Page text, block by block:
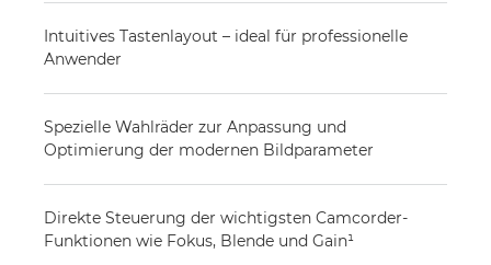
Intuitives Tastenlayout – ideal für professionelle
Anwender
Spezielle Wahlräder zur Anpassung und
Optimierung der modernen Bildparameter
Direkte Steuerung der wichtigsten Camcorder-
Funktionen wie Fokus, Blende und Gain¹